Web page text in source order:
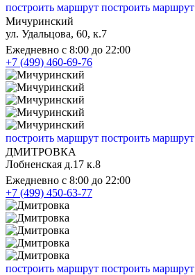
построить маршрут построить маршрут
Мичуринский
ул. Удальцова, 60, к.7
Ежедневно с 8:00 до 22:00
+7 (499) 460-69-76
построить маршрут построить маршрут
ДМИТРОВКА
Лобненская д.17 к.8
Ежедневно с 8:00 до 22:00
+7 (499) 450-63-77
построить маршрут построить маршрут